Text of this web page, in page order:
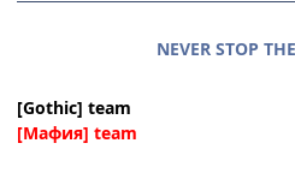
NEVER STOP
[Gothic] team
[Мафия] team